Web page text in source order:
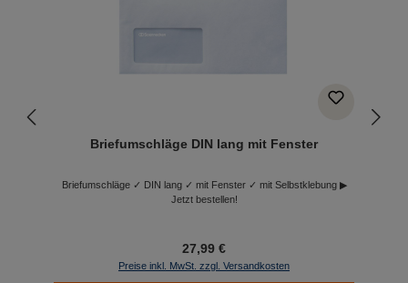
Briefumschläge DIN lang mit Fenster
Briefumschläge ✓ DIN lang ✓ mit Fenster ✓ mit Selbstklebung ▶
Jetzt bestellen!
27,99 €
Preise inkl. MwSt. zzgl. Versandkosten